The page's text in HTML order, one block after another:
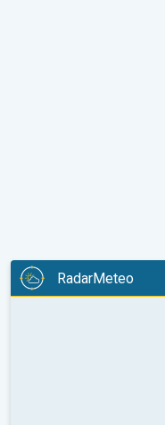
RadarMeteo